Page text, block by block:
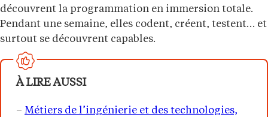
découvrent la programmation en immersion totale.
Pendant une semaine, elles codent, créent, testent… et
surtout se découvrent capables.
À LIRE AUSSI
– Métiers de l’ingénierie et des technologies,